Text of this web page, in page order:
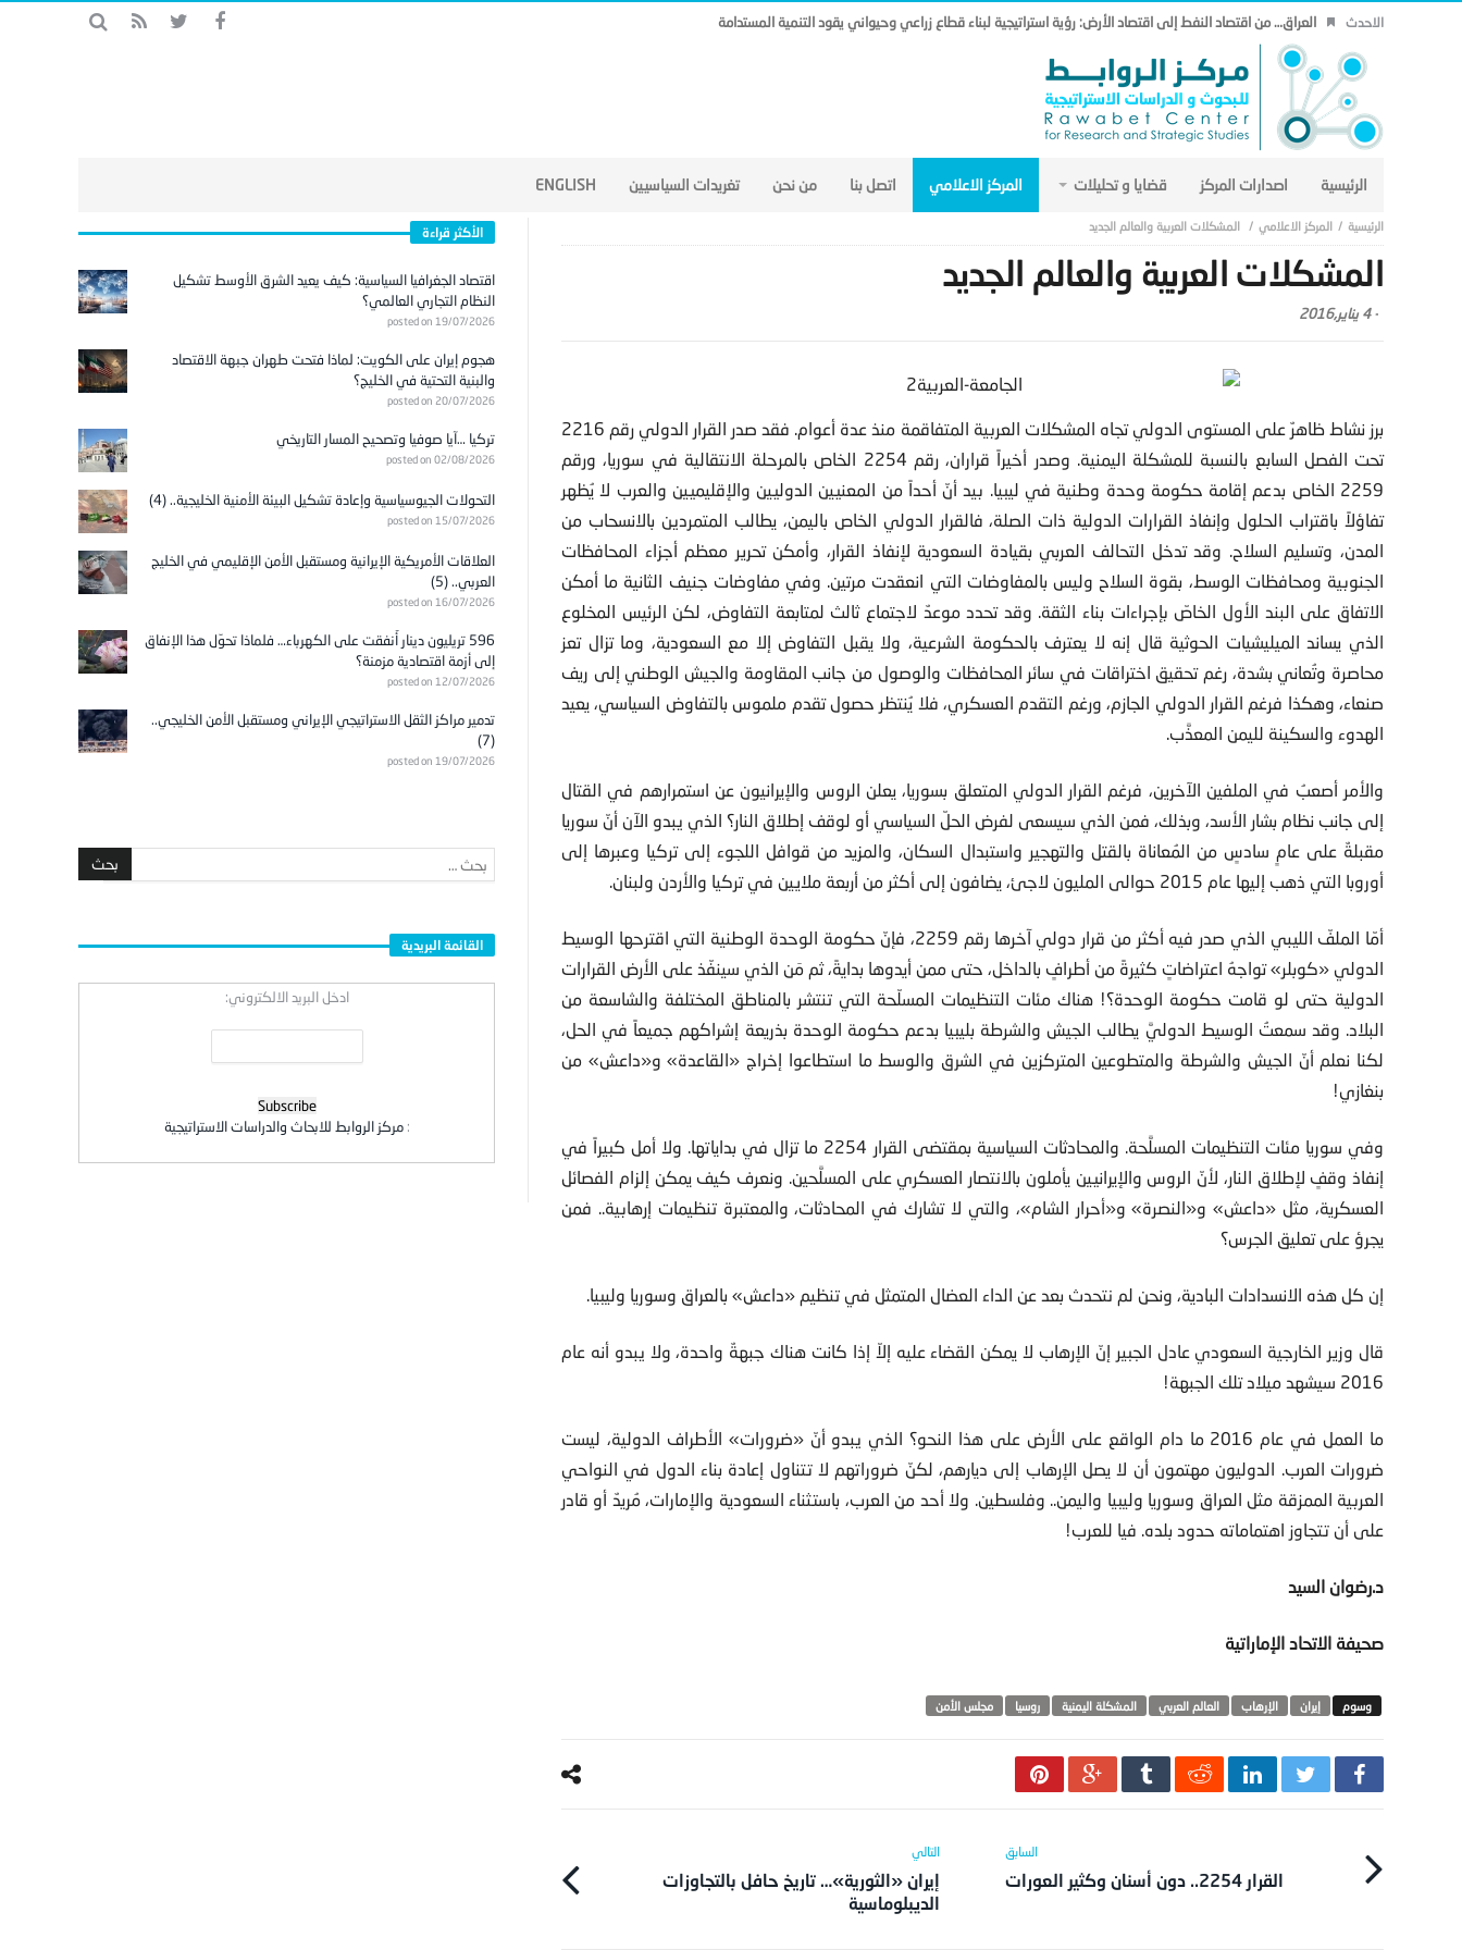
الاحدث العراق… من اقتصاد النفط إلى اقتصاد الأرض: رؤية استراتيجية لبناء قطاع زراعي وحيواني يقود التنمية المستدامة
الرئيسية اصدارات المركز قضايا و تحليلات المركز الاعلامي اتصل بنا من نحن تغريدات السياسيين ENGLISH
المركز الاعلامي المشكلات العربية والعالم الجديد
المشكلات العربية والعالم الجديد
-4 يناير,2016
برز نشاط ظاهرٌ على المستوى الدولي تجاه المشكلات العربية المتفاقمة منذ عدة أعوام. فقد صدر
القرار الدولي رقم 2216
تحت الفصل السابع بالنسبة للمشكلة اليمنية. وصدر أخيراً قراران، رقم 2254 الخاص بالمرحلة الانتقالية في سوريا، ورقم
2259 الخاص بدعم إقامة حكومة وحدة وطنية في ليبيا. بيد أنّ أحداً من المعنيين الدوليين والإقليميين والعرب لا يُظهر
تفاؤلاً باقتراب الحلول وإنفاذ القرارات الدولية ذات الصلة، فالقرار الدولي الخاص باليمن، يطالب المتمردين بالانسحاب من
المدن، وتسليم السلاح. وقد تدخل التحالف العربي بقيادة السعودية لإنفاذ القرار، وأمكن تحرير معظم أجزاء المحافظات
الجنوبية ومحافظات الوسط، بقوة السلاح وليس بالمفاوضات التي انعقدت مرتين. وفي مفاوضات جنيف الثانية ما أمكن
الاتفاق على البند الأول الخاصّ بإجراءات بناء الثقة. وقد تحدد موعدٌ لاجتماع ثالث لمتابعة التفاوض، لكن الرئيس المخلوع
الذي يساند الميليشيات الحوثية قال إنه لا يعترف بالحكومة الشرعية، ولا يقبل التفاوض إلا مع السعودية، وما تزال تعز
محاصرة وتُعاني بشدة، رغم تحقيق اختراقات في سائر المحافظات والوصول من جانب المقاومة والجيش الوطني إلى ريف
صنعاء، وهكذا فرغم القرار الدولي الجازم، ورغم التقدم العسكري، فلا يُنتظر حصول تقدم ملموس بالتفاوض السياسي، يعيد
الهدوء والسكينة لليمن المعذَّب.
والأمر أصعبُ في الملفين الآخرين، فرغم القرار الدولي المتعلق بسوريا، يعلن الروس والإيرانيون عن استمرارهم في القتال
إلى جانب نظام بشار الأسد، وبذلك، فمن الذي سيسعى لفرض الحلّ السياسي أو لوقف إطلاق النار؟ الذي يبدو الآن أنّ سوريا
مقبلةٌ على عامٍ سادسٍ من المُعاناة بالقتل والتهجير واستبدال السكان، والمزيد من قوافل اللجوء إلى تركيا وعبرها إلى
أوروبا التي ذهب إليها عام 2015 حوالى المليون لاجئ، يضافون إلى أكثر من أربعة ملايين في تركيا والأردن ولبنان.
أمّا الملفّ الليبي الذي صدر فيه أكثر من قرار دولي آخرها رقم 2259، فإنّ حكومة الوحدة الوطنية التي اقترحها الوسيط
الدولي «كوبلر» تواجهُ اعتراضاتٍ كثيرةً من أطرافٍ بالداخل، حتى ممن أيدوها بدايةً، ثم مَن الذي سينفّذ على الأرض القرارات
الدولية حتى لو قامت حكومة الوحدة؟! هناك مئات التنظيمات المسلّحة التي تنتشر بالمناطق المختلفة والشاسعة من
البلاد. وقد سمعتُ الوسيط الدوليَّ يطالب الجيش والشرطة بليبيا بدعم حكومة الوحدة بذريعة إشراكهم جميعاً في الحل،
لكنا نعلم أنّ الجيش والشرطة والمتطوعين المتركزين في الشرق والوسط ما استطاعوا إخراج «القاعدة» و«داعش» من
بنغازي!
وفي سوريا مئات التنظيمات المسلَّحة. والمحادثات السياسية بمقتضى القرار 2254 ما تزال في بداياتها. ولا أمل كبيراً في
إنفاذ وقفٍ لإطلاق النار، لأنّ الروس والإيرانيين يأملون بالانتصار العسكري على المسلَّحين. ونعرف كيف يمكن إلزام الفصائل
العسكرية، مثل «داعش» و«النصرة» و«أحرار الشام»، والتي لا تشارك في المحادثات، والمعتبرة تنظيمات إرهابية.. فمن
يجرؤ على تعليق الجرس؟
إن كل هذه الانسدادات البادية، ونحن لم نتحدث بعد عن الداء العضال المتمثل في تنظيم «داعش» بالعراق وسوريا وليبيا.
قال وزير الخارجية السعودي عادل الجبير إنّ الإرهاب لا يمكن القضاء عليه إلاّ إذا كانت هناك جبهةٌ واحدة، ولا يبدو أنه عام
2016 سيشهد ميلاد تلك الجبهة!
ما العمل في عام 2016 ما دام الواقع على الأرض على هذا النحو؟ الذي يبدو أنّ «ضرورات» الأطراف الدولية، ليست
ضرورات العرب. الدوليون مهتمون أن لا يصل الإرهاب إلى ديارهم، لكنّ ضروراتهم لا تتناول إعادة بناء الدول في النواحي
العربية الممزقة مثل العراق وسوريا وليبيا واليمن.. وفلسطين. ولا أحد من العرب، باستثناء السعودية والإمارات، مُريدٌ أو قادر
على أن تتجاوز اهتماماته حدود بلده. فيا للعرب!
د.رضوان السيد
صحيفة الاتحاد الإماراتية
‫‏إيران الإرهاب العالم العربي المشكلة اليمنية روسيا مجلس الأمن
القرار 2254.. دون أسنان وكثير العورات
إيران «الثورية»… تاريخ حافل بالتجاوزات
الديبلوماسية
الأكثر قراءة
اقتصاد الجغرافيا السياسية: كيف يعيد الشرق الأوسط تشكيل
النظام التجاري العالمي؟
posted on 19/07/2026
هجوم إيران على الكويت: لماذا فتحت طهران جبهة الاقتصاد
والبنية التحتية في الخليج؟
posted on 20/07/2026
تركيا …آيا صوفيا وتصحيح المسار التاريخي
posted on 02/08/2026
التحولات الجيوسياسية وإعادة تشكيل البيئة الأمنية الخليجية.. (4)
posted on 15/07/2026
العلاقات الأمريكية الإيرانية ومستقبل الأمن الإقليمي في الخليج
العربي.. (5)
posted on 16/07/2026
596 تريليون دينار أُنفقت على الكهرباء… فلماذا تحوّل هذا الإنفاق
إلى أزمة اقتصادية مزمنة؟
posted on 12/07/2026
تدمير مراكز الثقل الاستراتيجي الإيراني ومستقبل الأمن الخليجي..
(7)
posted on 19/07/2026
القائمة البريدية
ادخل البريد الالكتروني:
:مركز الروابط للابحاث والدراسات الاستراتيجية